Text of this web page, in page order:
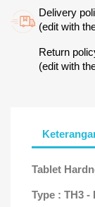
Delivery
(edit with
Return
(edit with
Tablet
Type : TH3 -